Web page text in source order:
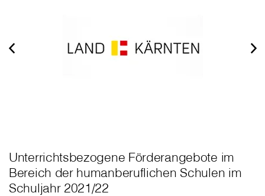
Unterrichtsbezogene Förderangebote im
Bereich der humanberuflichen Schulen im
Schuljahr 2021/22